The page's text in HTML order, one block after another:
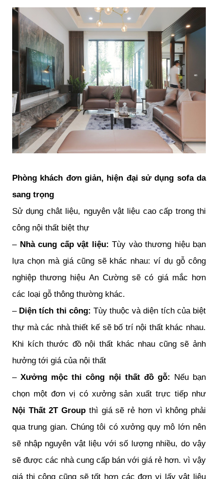
Phòng khách đơn giản, hiện đại sử dụng sofa da
sang trọng
Sử dụng chât liệu, nguyên vật liệu cao cấp trong thi
công nội thất biệt thự
– Nhà cung cấp vật liệu: Tùy vào thương hiệu bạn
lựa chọn mà giá cũng sẽ khác nhau: ví dụ gỗ công
nghiệp thương hiệu An Cường sẽ có giá mắc hơn
các loại gỗ thông thường khác.
– Diện tích thi công: Tùy thuộc và diện tích của biệt
thự mà các nhà thiết kế sẽ bố trí nội thất khác nhau.
Khi kích thước đồ nội thất khác nhau cũng sẽ ảnh
hưởng tới giá của nội thất
–Xưởng mộc thi công nội thất đồ gỗ: Nếu bạn
chọn một đơn vị có xưởng sản xuất trực tiếp như
Nội Thất 2T Group thì giá sẽ rẻ hơn vì không phải
qua trung gian. Chúng tôi có xưởng quy mô lớn nên
sẽ nhập nguyên vật liệu với số lượng nhiều, do vậy
sẽ được các nhà cung cấp bán với giá rẻ hơn. vì vậy
giá thi công cũng sẽ tốt hơn các đơn vị lấy vật liệu